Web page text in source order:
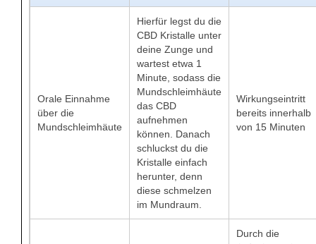
Orale Einnahme
über die
Mundschleimhäute
Hierfür legst du die
CBD Kristalle unter
deine Zunge und
wartest etwa 1
Minute, sodass die
Mundschleimhäute
das CBD
aufnehmen
können. Danach
schluckst du die
Kristalle einfach
herunter, denn
diese schmelzen
im Mundraum.
Wirkungseintritt
bereits innerhalb
von 15 Minuten
Durch die